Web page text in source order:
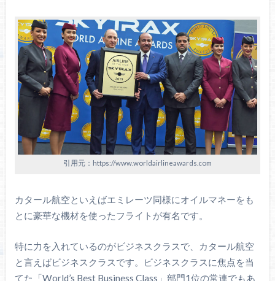
引用元：https://www.worldairlineawards.com
カタール航空といえばエミレーツ同様にオイルマネーをも
とに豪華な機材を使ったフライトが有名です。
特に力を入れているのがビジネスクラスで、カタール航空
と言えばビジネスクラスです。ビジネスクラスに焦点を当
てた「World’s Best Business Class」部門1位の常連でもあ